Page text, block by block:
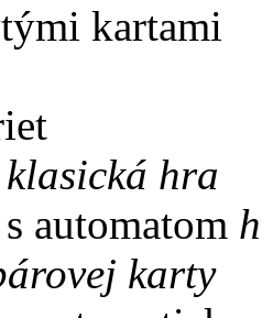
kartami
klasická hra
automatom
karty